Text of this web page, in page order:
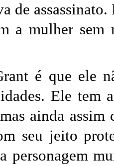
de
a mulher
é que ele
Ele tem
ainda
seu jeito
personagem